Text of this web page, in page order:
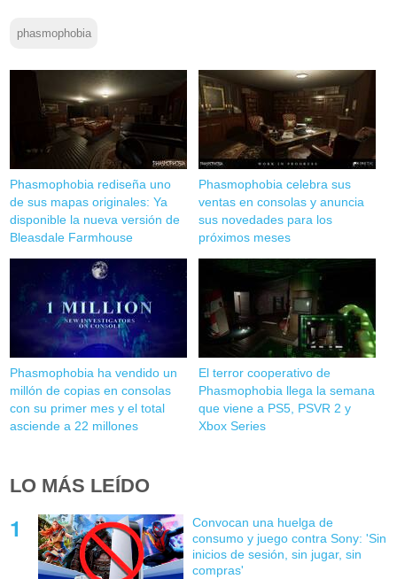
phasmophobia
Phasmophobia rediseña uno
de sus mapas originales: Ya
disponible la nueva versión de
Bleasdale Farmhouse
Phasmophobia celebra sus
ventas en consolas y anuncia
sus novedades para los
próximos meses
Phasmophobia ha vendido un
millón de copias en consolas
con su primer mes y el total
asciende a 22 millones
El terror cooperativo de
Phasmophobia llega la semana
que viene a PS5, PSVR 2 y
Xbox Series
LO MÁS LEÍDO
Convocan una huelga de
consumo y juego contra Sony: 'Sin
inicios de sesión, sin jugar, sin
compras'